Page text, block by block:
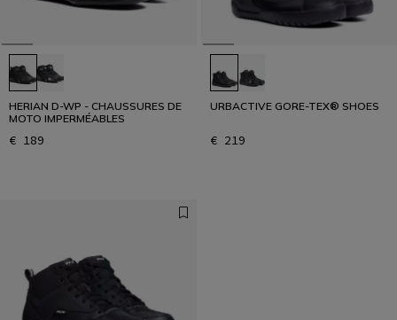
HERIAN D-WP - CHAUSSURES DE
MOTO IMPERMÉABLES
€ 189
URBACTIVE GORE-TEX® SHOES
€ 219